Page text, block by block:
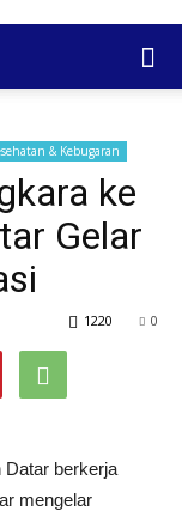
& Kebugaran
ke
Gelar
0
1220
Datar berkerja
mengelar